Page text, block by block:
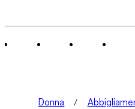
Donna